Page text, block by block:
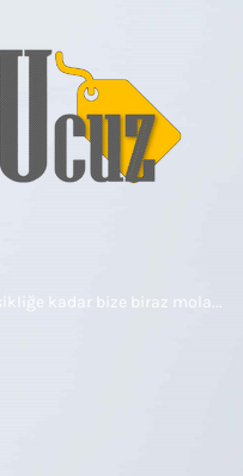
kadar bize biraz mola...